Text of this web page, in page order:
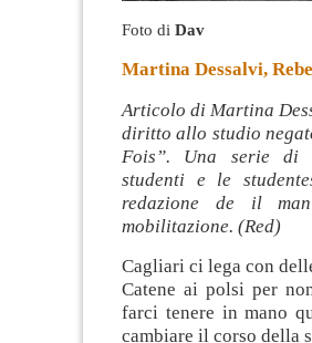
Foto di Dav
Martina Dessalvi,
Articolo di Martina
diritto allo studio
Fois”. Una serie di
studenti e le
redazione de il
mobilitazione. (Red)
Cagliari ci lega con
Catene ai polsi per
farci tenere in mano
cambiare il corso della